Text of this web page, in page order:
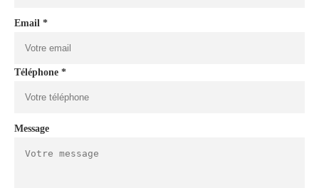
Email *
Téléphone *
Message